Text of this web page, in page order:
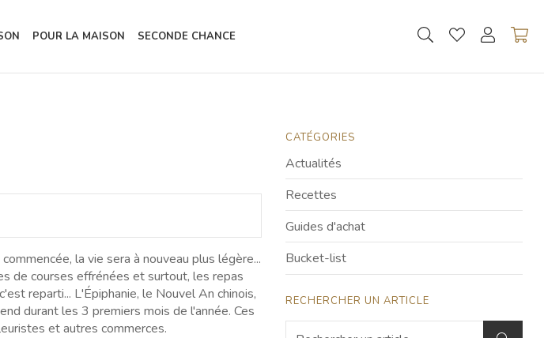
POUR LA MAISON SECONDE CHANCE
CATÉGORIES
Actualités
Recettes
Guides d'achat
Bucket-list
RECHERCHER UN ARTICLE
la vie sera à nouveau plus légère...
de courses effrénées et surtout, les repas
reparti... L'Épiphanie, le Nouvel An chinois,
durant les 3 premiers mois de l'année. Ces
et autres commerces.